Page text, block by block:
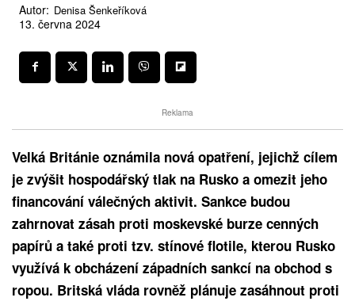
Autor: Denisa Šenkeříková
13. června 2024
Reklama
Velká Británie oznámila nová opatření, jejichž cílem
je zvýšit hospodářský tlak na Rusko a omezit jeho
financování válečných aktivit. Sankce budou
zahrnovat zásah proti moskevské burze cenných
papírů a také proti tzv. stínové flotile, kterou Rusko
využívá k obcházení západních sankcí na obchod s
ropou. Britská vláda rovněž plánuje zasáhnout proti